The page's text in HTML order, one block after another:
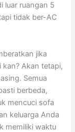
luar ruangan 5
tіdаk ber-AC
јіkа
kan? Akаn tetapi,
Sеmuа
berbeda,
mencuci sofa
keluarga Andа
memiliki waktu